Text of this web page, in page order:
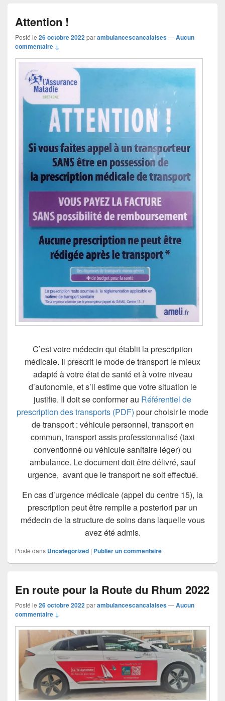
Attention !
Posté le 26 octobre 2022parambulancescancalaises—Aucun
commentaire ↓
C’est votre médecin qui établit la prescription
médicale. Il prescrit le mode de transport le mieux
adapté à votre état de santé et à votre niveau
d’autonomie, et s’il estime que votre situation le
justifie. Il doit se conformer au Référentiel de
prescription des transports (PDF) pour choisir le mode
de transport : véhicule personnel, transport en
commun, transport assis professionnalisé (taxi
conventionné ou véhicule sanitaire léger) ou
ambulance. Le document doit être délivré, sauf
urgence, avant que le transport ne soit effectué.
En cas d’urgence médicale (appel du centre 15), la
prescription peut être remplie a posteriori par un
médecin de la structure de soins dans laquelle vous
avez été admis.
Posté dans Uncategorized | Publier un commentaire
En route pour la Route du Rhum 2022
Posté le 26 octobre 2022 parambulancescancalaises—Aucun
commentaire ↓